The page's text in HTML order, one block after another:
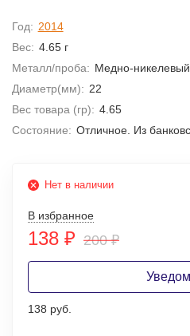
Год: 2014
Вес: 4.65 г
Металл/проба: Медно-
Диаметр(мм): 22
Вес товара (гр): 4.65
Состояние: Отличное. Из
Нет в наличии
В избранное
138 ₽ 200₽
138 руб.